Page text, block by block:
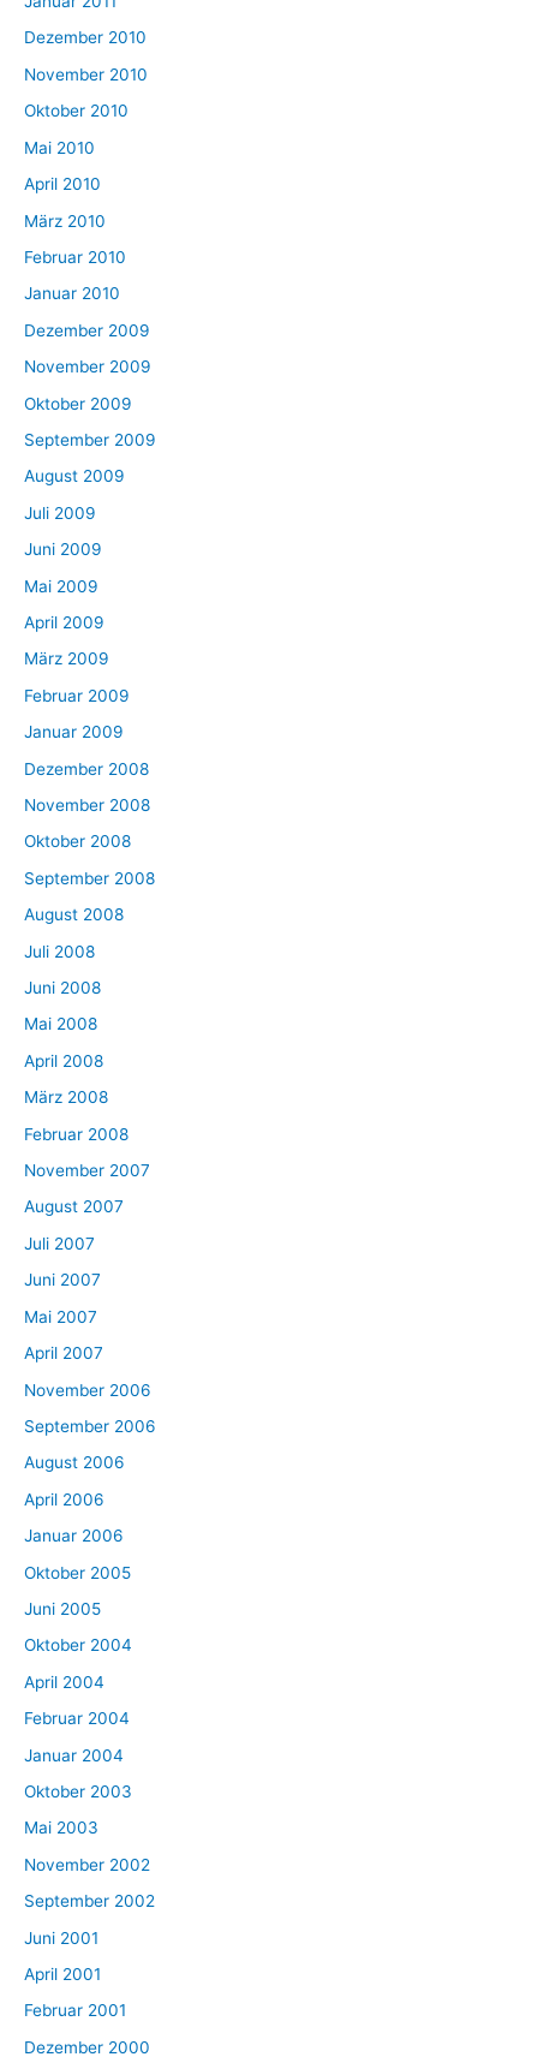
Dezember 2010
November 2010
Oktober 2010
Mai 2010
April 2010
März 2010
Februar 2010
Januar 2010
Dezember 2009
November 2009
Oktober 2009
September 2009
August 2009
Juli 2009
Juni 2009
Mai 2009
April 2009
März 2009
Februar 2009
Januar 2009
Dezember 2008
November 2008
Oktober 2008
September 2008
August 2008
Juli 2008
Juni 2008
Mai 2008
April 2008
März 2008
Februar 2008
November 2007
August 2007
Juli 2007
Juni 2007
Mai 2007
April 2007
November 2006
September 2006
August 2006
April 2006
Januar 2006
Oktober 2005
Juni 2005
Oktober 2004
April 2004
Februar 2004
Januar 2004
Oktober 2003
Mai 2003
November 2002
September 2002
Juni 2001
April 2001
Februar 2001
Dezember 2000